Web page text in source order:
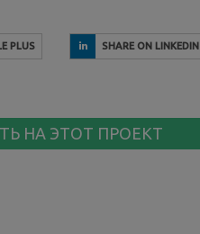
PLUS SHARE ON LINKEDIN
НА ЭТОТ ПРОЕКТ